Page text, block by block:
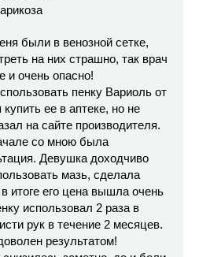
были в венозной сетке,
на них страшно, так врач
и очень опасно!
пенку Вариоль от
ее в аптеке, но не
на сайте производителя.
со мною была
Девушка доходчиво
мазь, сделала
итоге его цена вышла очень
использовал 2 раза в
рук в течение 2 месяцев.
результатом!